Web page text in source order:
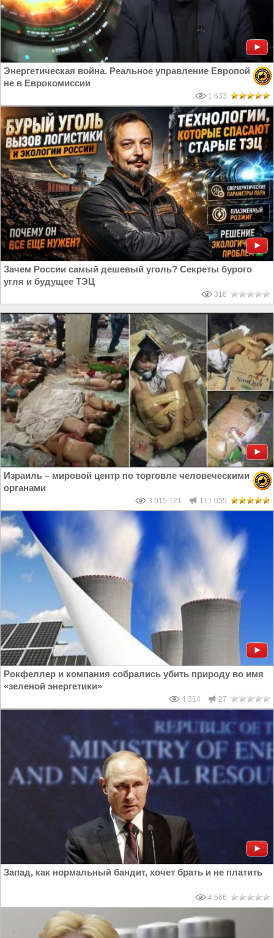
Энергетическая война. Реальное управление Европой
не в Еврокомиссии
1 633
Зачем России самый дешевый уголь? Секреты бурого
угля и будущее ТЭЦ
316
Израиль – мировой центр по торговле человеческими
органами
3 015 121 111 055
Рокфеллер и компания собрались убить природу во имя
«зеленой энергетики»
4 314 27
Запад, как нормальный бандит, хочет брать и не платить
4 566